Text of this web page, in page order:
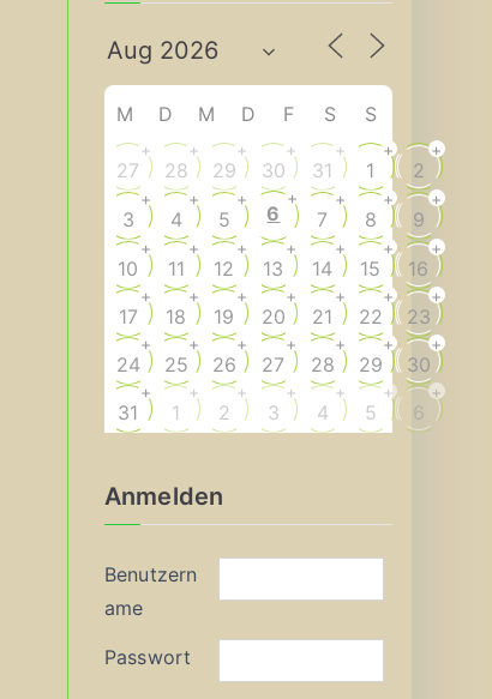
v
M D M D F S S
27
+
28
+
29
+
30
+
31
+
1
+
2
+
3
+
4
+
5
+
6
+
7
+
8
+
9
+
10
+
11
+
12
+
13
+
14
+
15
+
16
+
17
+
18
+
19
+
20
+
21
+
22
+
23
+
24
+
25
+
26
+
27
+
28
+
29
+
30
+
31
+
1
+
2
+
3
+
4
+
5
+
6
+
Anmelden
Benutzern
ame
Passwort